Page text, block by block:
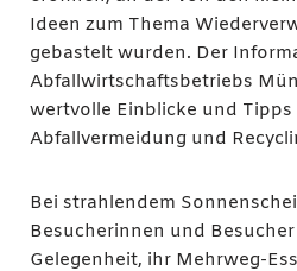
Ideen zum Thema
gebastelt wurden. Der
Abfallwirtschaftsbetriebs
wertvolle Einblicke und Tipps
Abfallvermeidung und
Bei strahlendem
Besucherinnen und
Gelegenheit, ihr Mehrweg-